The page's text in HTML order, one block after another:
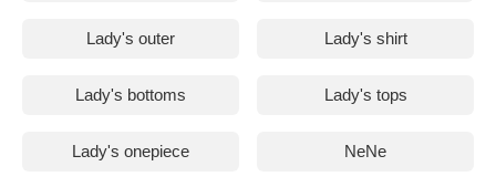
Lady's outer Lady's shirt
Lady's bottoms Lady's tops
Lady's onepiece NeNe